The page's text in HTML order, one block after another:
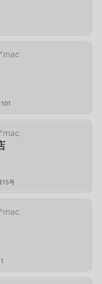
mac
mac
15号
mac